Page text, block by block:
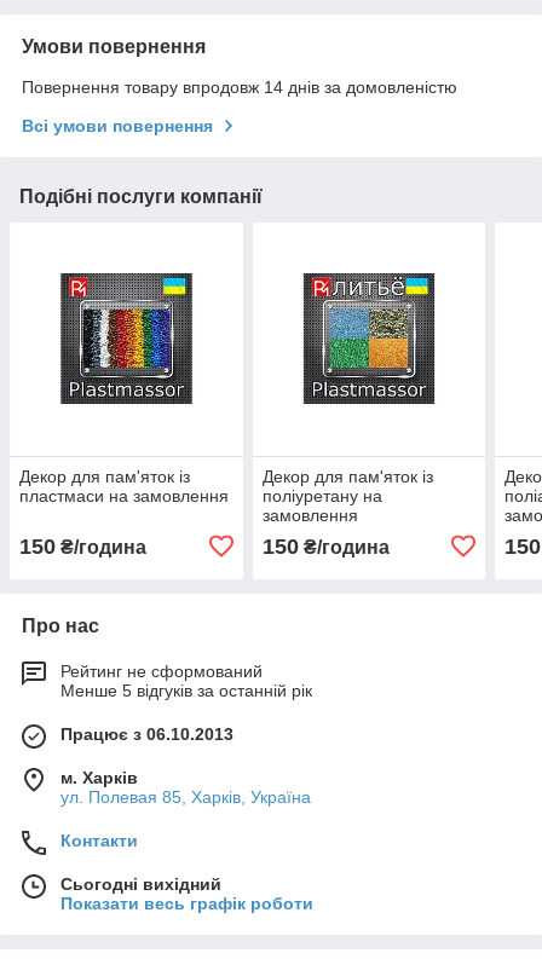
Умови повернення
Повернення товару впродовж 14 днів за домовленістю
Всі умови повернення
Подібні послуги компанії
Декор для пам'яток із
пластмаси на замовлення
150 ₴/година
Декор для пам'яток із
поліуретану на
замовлення
150₴/година 150
Про нас
Рейтинг не сформований
Менше 5 відгуків за останній рік
Працює з 06.10.2013
м. Харків
ул. Полевая 85, Харків, Україна
Контакти
Сьогодні вихідний
Показати весь графік роботи